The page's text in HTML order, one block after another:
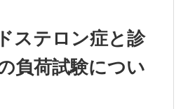
ステロン症と診
負荷試験につい